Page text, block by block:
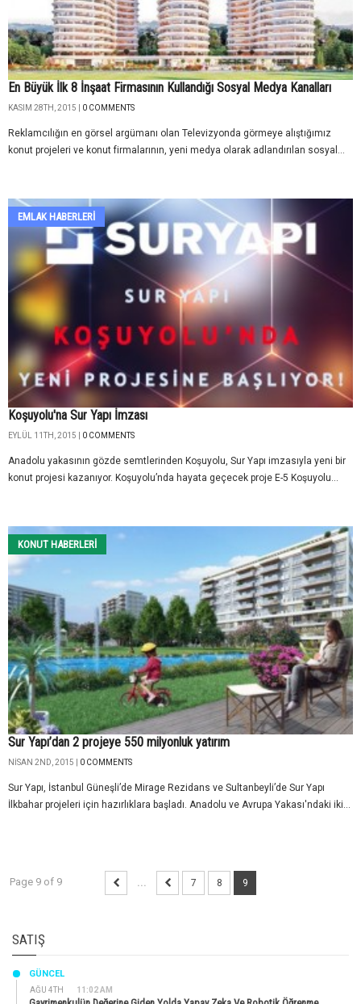
En Büyük İlk 8 İnşaat Firmasının Kullandığı Sosyal Medya Kanalları
KASIM 28TH, 2015 | 0 COMMENTS
Reklamcılığın en görsel argümanı olan Televizyonda görmeye alıştığımız
konut projeleri ve konut firmalarının, yeni medya olarak adlandırılan sosyal...
EMLAK HABERLERI
Koşuyolu'na Sur Yapı İmzası
EYLÜL 11TH, 2015 | 0 COMMENTS
Anadolu yakasının gözde semtlerinden Koşuyolu, Sur Yapı imzasıyla yeni bir
konut projesi kazanıyor. Koşuyolu’nda hayata geçecek proje E-5 Koşuyolu...
KONUT HABERLERI
Sur Yapı’dan 2 projeye 550 milyonluk yatırım
NISAN 2ND, 2015 | 0 COMMENTS
Sur Yapı, İstanbul Güneşli’de Mirage Rezidans ve Sultanbeyli’de Sur Yapı
İlkbahar projeleri için hazırlıklara başladı. Anadolu ve Avrupa Yakası'ndaki iki...
Page 9 of 9 ... 7 8 9
SATIŞ
AĞU 4TH 11:02 AM
GÜNCEL